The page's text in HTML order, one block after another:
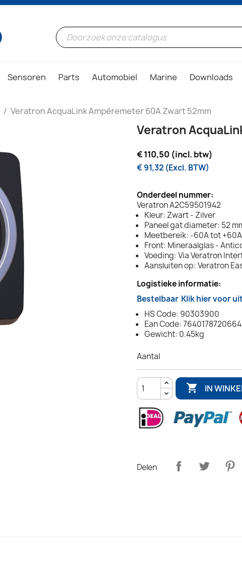
Sensoren Parts Automobiel Marine Downloads
Veratron AcquaLink Ampèremeter 60A Zwart 52mm
Veratron
€ 110,50 (incl. btw)
€ 91,32 (Excl. BTW)
Onderdeel nummer:
Veratron A2C59501942
Kleur: Zwart - Zilver
Paneel gat diameter: 52
Meetbereik: -60A tot +60A
Front: Mineraalglas -
Voeding: Via Veratron
Aansluiten op: Veratron
Logistieke informatie:
Bestelbaar Klik hier voor
HS Code: 90303900
Ean Code: 7640178720664
Gewicht: 0.45kg
Aantal
 IN
Delen